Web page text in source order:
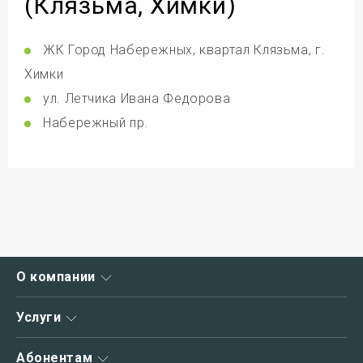
ЖК Город Набережных, квартал Клязьма, г.
Химки
ул. Летчика Ивана Федорова
Набережный пр.
О компании
О нас
Новости
Акции
Услуги
Интернет
Абонентам